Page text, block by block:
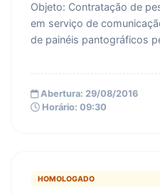
Objeto: Contratação de
em serviço de
de painéis pantográficos
Abertura: 29/08/2016
Horário: 09:30
HOMOLOGADO